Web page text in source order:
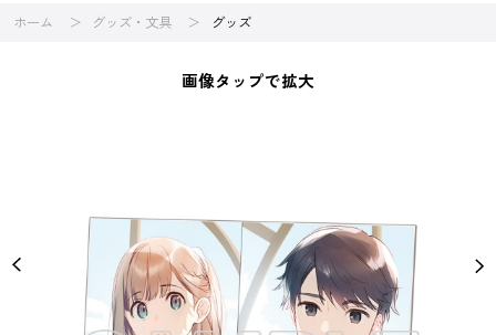
ホーム グッズ・文具 グッズ
画像タップで拡大